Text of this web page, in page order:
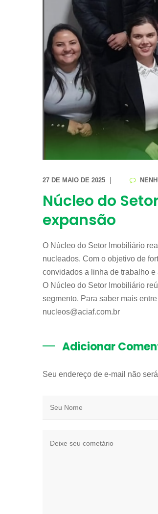
27 DE MAIO DE 2025
Núcleo do
expansão
O Núcleo do Setor Imobiliário
nucleados. Com o objetivo de
convidados a linha de trabalho
O Núcleo do Setor Imobiliário
segmento. Para saber mais
nucleos@aciaf.com.br
Adicionar
Seu endereço de e-mail não